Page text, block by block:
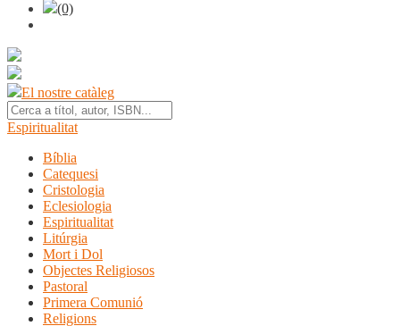
(0)
El nostre catàleg
Espiritualitat
Bíblia
Catequesi
Cristologia
Eclesiologia
Espiritualitat
Litúrgia
Mort i Dol
Objectes Religiosos
Pastoral
Primera Comunió
Religions